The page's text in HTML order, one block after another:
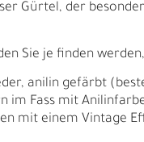
Gürtel, der
Sie je finden
anilin gefärbt
im Fass mit
mit einem Vintage